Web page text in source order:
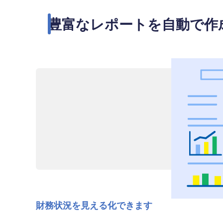
豊富なレポートを自動で
財務状況を見える化できます